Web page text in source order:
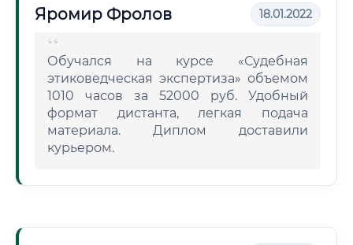
Яромир Фролов 18.01.2022
Обучался на курсе «Судебная
этиковедческая экспертиза» объемом
1010 часов за 52000 руб. Удобный
формат дистанта, легкая подача
материала. Диплом доставили
курьером.